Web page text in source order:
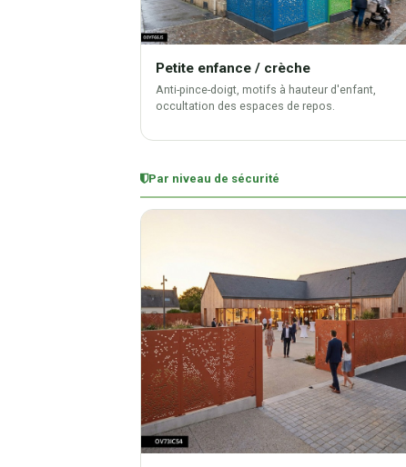
Petite enfance / crèche
Anti-pince-doigt, motifs à hauteur d'enfant,
occultation des espaces de repos.
Par niveau de sécurité